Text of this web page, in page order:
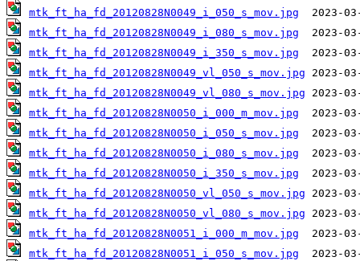
mtk_ft_ha_fd_20120828N0049_i_050_s_mov.jpg
mtk_ft_ha_fd_20120828N0049_i_080_s_mov.jpg
mtk_ft_ha_fd_20120828N0049_i_350_s_mov.jpg
mtk_ft_ha_fd_20120828N0049_vl_050_s_mov.jpg
mtk_ft_ha_fd_20120828N0049_vl_080_s_mov.jpg
mtk_ft_ha_fd_20120828N0050_i_000_m_mov.jpg
mtk_ft_ha_fd_20120828N0050_i_050_s_mov.jpg
mtk_ft_ha_fd_20120828N0050_i_080_s_mov.jpg
mtk_ft_ha_fd_20120828N0050_i_350_s_mov.jpg
mtk_ft_ha_fd_20120828N0050_vl_050_s_mov.jpg
mtk_ft_ha_fd_20120828N0050_vl_080_s_mov.jpg
mtk_ft_ha_fd_20120828N0051_i_000_m_mov.jpg
mtk_ft_ha_fd_20120828N0051_i_050_s_mov.jpg